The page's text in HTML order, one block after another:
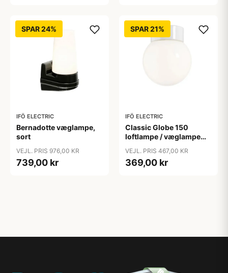
SPAR 24%
IFÖ ELECTRIC
Bernadotte væglampe,
sort
VEJL. PRIS 976,00 KR
739,00 kr
SPAR 21%
IFÖ ELECTRIC
Classic Globe 150
loftlampe / væglampe
VEJL. PRIS 467,00 KR
369,00 kr